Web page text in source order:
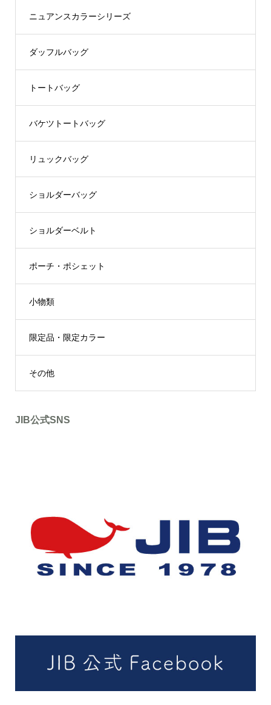
ニュアンスカラーシリーズ
ダッフルバッグ
トートバッグ
バケツトートバッグ
リュックバッグ
ショルダーバッグ
ショルダーベルト
ポーチ・ポシェット
小物類
限定品・限定カラー
その他
JIB公式SNS